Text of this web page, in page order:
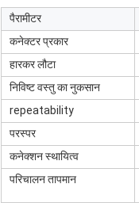
पैरामीटर
कनेक्टर प्रकार
हारकर लौटा
निविष्ट वस्तु का नुकसान
repeatability
परस्पर
कनेक्शन स्थायित्व
परिचालन तापमान